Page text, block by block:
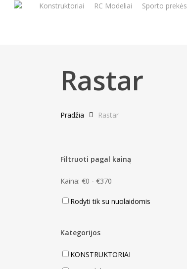
Konstruktoriai RC Modeliai Sporto prekės
Rastar
Pradžia Rastar
Filtruoti pagal kainą
Kaina: €0 - €370
Rodyti tik su nuolaidomis
Kategorijos
KONSTRUKTORIAI